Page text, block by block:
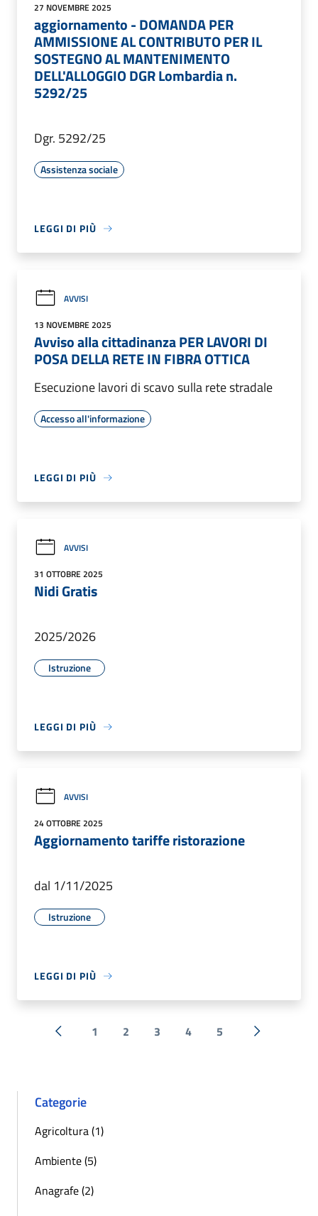
27 NOVEMBRE 2025
aggiornamento - DOMANDA PER
AMMISSIONE AL CONTRIBUTO PER IL
SOSTEGNO AL MANTENIMENTO
DELL'ALLOGGIO DGR Lombardia n.
5292/25
Dgr. 5292/25
Assistenza sociale
LEGGI DI PIÙ
AVVISI
13 NOVEMBRE 2025
Avviso alla cittadinanza PER LAVORI DI
POSA DELLA RETE IN FIBRA OTTICA
Esecuzione lavori di scavo sulla rete stradale
Accesso all'informazione
LEGGI DI PIÙ
AVVISI
31 OTTOBRE 2025
Nidi Gratis
2025/2026
Istruzione
LEGGI DI PIÙ
AVVISI
24 OTTOBRE 2025
Aggiornamento tariffe ristorazione
dal 1/11/2025
Istruzione
LEGGI DI PIÙ
« Precedente
1 2 3 4 5 Successiva
Categorie
Agricoltura (1)
Ambiente (5)
Anagrafe (2)